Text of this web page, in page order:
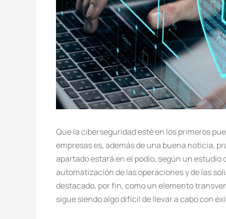
Que la ciberseguridad esté en los primeros
empresas es, además de una buena noticia,
apartado estará en el podio, según un estudio
automatización de las operaciones y de las
destacado, por fin, como un elemento
sigue siendo algo difícil de llevar a cabo con